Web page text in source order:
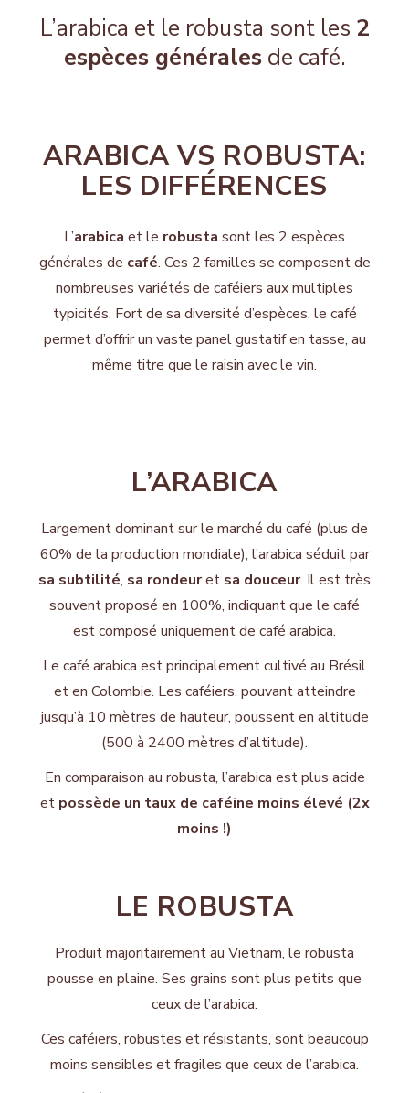
L’arabica et le robusta sont les 2
espèces générales de café.
ARABICA VS ROBUSTA:
LES DIFFÉRENCES
L’arabica et le robusta sont les 2 espèces
générales de café. Ces 2 familles se composent de
nombreuses variétés de caféiers aux multiples
typicités. Fort de sa diversité d’espèces, le café
permet d’offrir un vaste panel gustatif en tasse, au
même titre que le raisin avec le vin.
L’ARABICA
Largement dominant sur le marché du café (plus de
60% de la production mondiale), l’arabica séduit par
sa subtilité, sa rondeuret sa douceur. Il est très
souvent proposé en 100%, indiquant que le café
est composé uniquement de café arabica.
Le café arabica est principalement cultivé au Brésil
et en Colombie. Les caféiers, pouvant atteindre
jusqu’à 10 mètres de hauteur, poussent en altitude
(500 à 2400 mètres d’altitude).
En comparaison au robusta, l’arabica est plus acide
et possède un taux de caféine moins élevé (2x
moins !)
LE ROBUSTA
Produit majoritairement au Vietnam, le robusta
pousse en plaine. Ses grains sont plus petits que
ceux de l’arabica.
Ces caféiers, robustes et résistants, sont beaucoup
moins sensibles et fragiles que ceux de l’arabica.